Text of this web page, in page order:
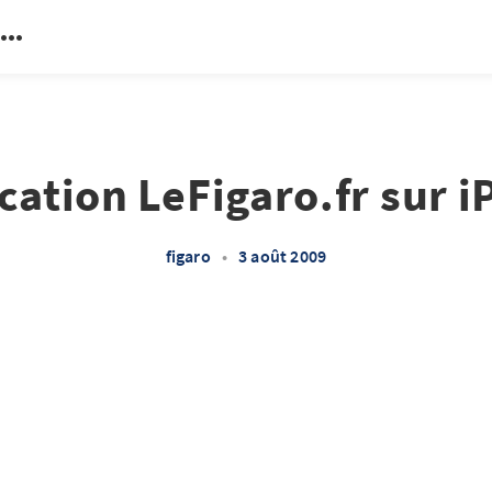
LeFigaro.fr sur
figaro • 3 août 2009